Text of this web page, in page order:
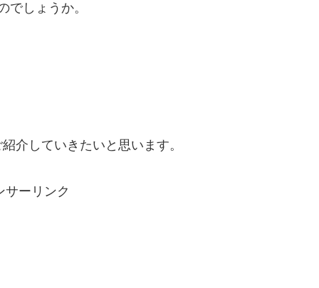
でしょうか。
介していきたいと思います。
サーリンク